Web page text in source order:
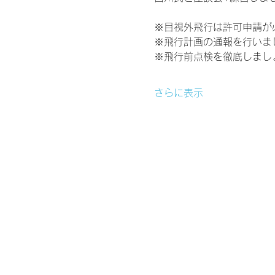
※目視外飛行は許可申請が
※飛行計画の通報を行いま
※飛行前点検を徹底しまし
さらに表示